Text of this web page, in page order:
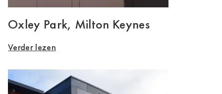
Oxley Park, Milton Keynes
Verder lezen